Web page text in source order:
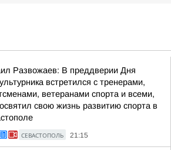
Развожаев: В преддверии Дня
встретился с тренерами,
ветеранами спорта и всеми,
свою жизнь развитию спорта в
СЕВАСТОПОЛЬ 21:15